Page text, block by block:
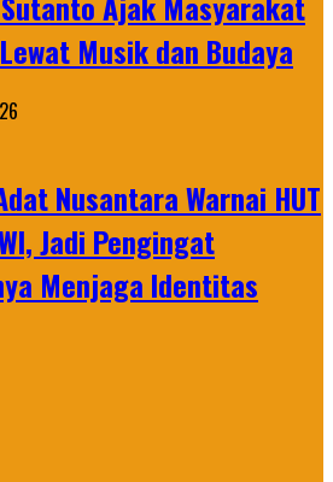
Musik dan Budaya
Nusantara Warnai HUT
Jadi Pengingat
Menjaga Identitas